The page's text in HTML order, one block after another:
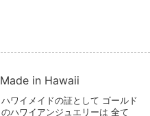
Made in Hawaii
ハワイメイドの証として ゴールド
のハワイアンジュエリーは 全て